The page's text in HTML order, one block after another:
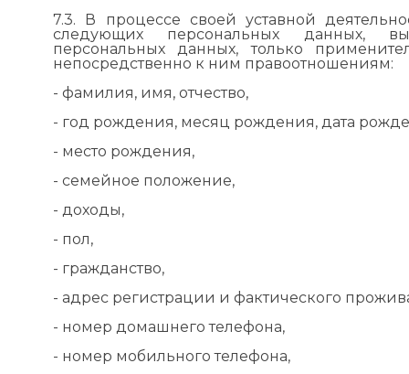
7.3. В процессе своей уставной
следующих персональных данных,
персональных данных, только
непосредственно к ним правоотношениям:
- фамилия, имя, отчество,
- год рождения, месяц рождения, дата
- место рождения,
- семейное положение,
- доходы,
- пол,
- гражданство,
- адрес регистрации и фактического
- номер домашнего телефона,
- номер мобильного телефона,